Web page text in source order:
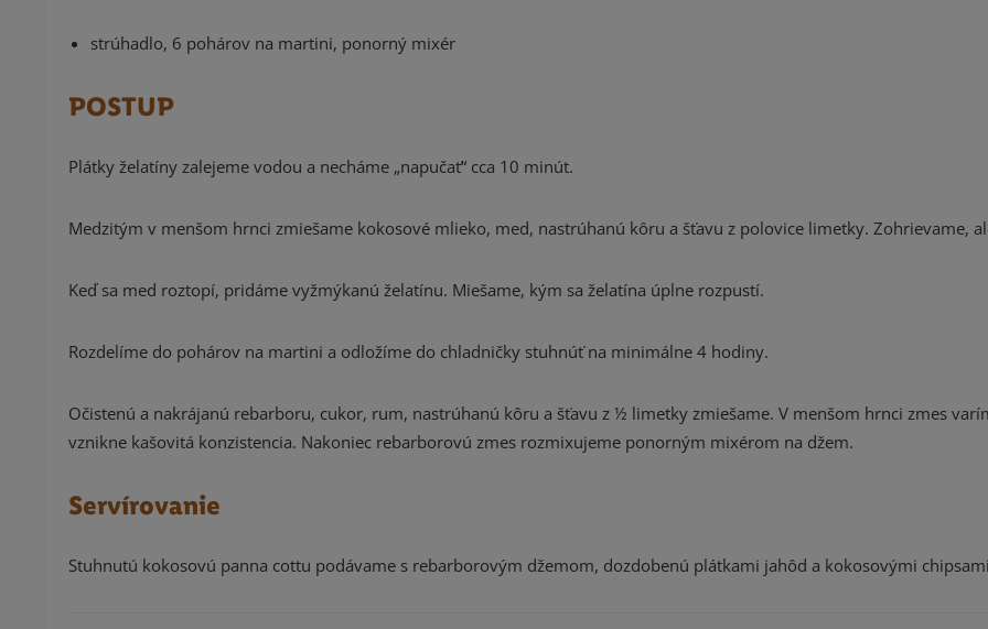
strúhadlo, 6 pohárov na martini, ponorný mixér
POSTUP
Plátky želatíny zalejeme vodou a necháme „napučať“ cca 10 minút.
Medzitým v menšom hrnci zmiešame kokosové mlieko, med, nastrúhanú kôru a šťavu z polovice limetky. Zohrievame,
Keď sa med roztopí, pridáme vyžmýkanú želatínu. Miešame, kým sa želatína úplne rozpustí.
Rozdelíme do pohárov na martini a odložíme do chladničky stuhnúť na minimálne 4 hodiny.
Očistenú a nakrájanú rebarboru, cukor, rum, nastrúhanú kôru a šťavu z ½ limetky zmiešame. V menšom hrnci zmes
vznikne kašovitá konzistencia. Nakoniec rebarborovú zmes rozmixujeme ponorným mixérom na džem.
Servírovanie
Stuhnutú kokosovú panna cottu podávame s rebarborovým džemom, dozdobenú plátkami jahôd a kokosovými